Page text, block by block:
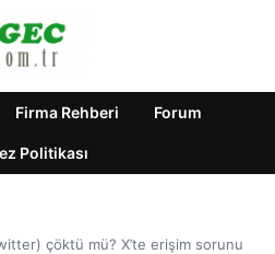
Firma Rehberi Forum
Politikası
çöktü mü? X’te erişim sorunu